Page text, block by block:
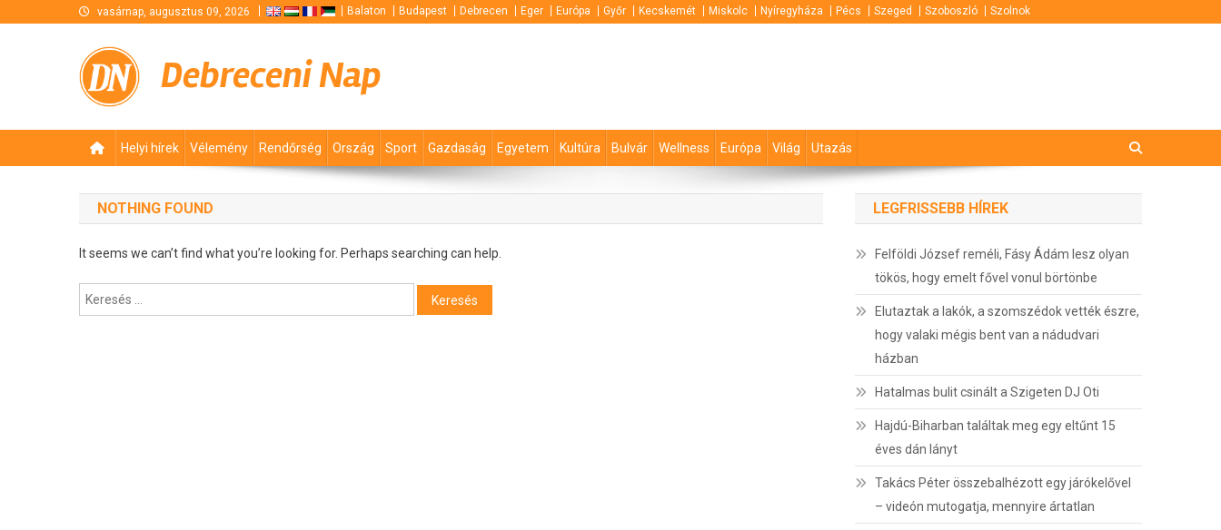
vasárnap, augusztus 09, 2026 Balaton Budapest Debrecen Eger Európa Győr Kecskemét Miskolc Nyíregyháza Pécs Szeged Szoboszló Szolnok
Debreceni Nap
Helyi hírek Vélemény Rendőrség Ország Sport Gazdaság Egyetem Kultúra Bulvár Wellness Európa Világ Utazás
NOTHING FOUND
It seems we can’t find what you’re looking for. Perhaps searching can help.
Keresés:
LEGFRISSEBB HÍREK
Felföldi József reméli, Fásy Ádám lesz olyan
tökös, hogy emelt fővel vonul börtönbe
Elutaztak a lakók, a szomszédok vették észre,
hogy valaki mégis bent van a nádudvari
házban
Hatalmas bulit csinált a Szigeten DJ Oti
Hajdú-Biharban találtak meg egy eltűnt 15
éves dán lányt
Takács Péter összebalhézott egy járókelővel
– videón mutogatja, mennyire ártatlan